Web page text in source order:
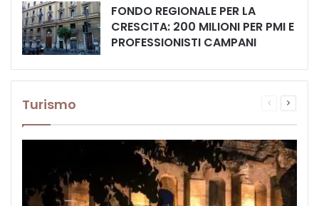
FONDO REGIONALE PER LA
CRESCITA: 200 MILIONI PER PMI E
PROFESSIONISTI CAMPANI
Turismo
Pagina